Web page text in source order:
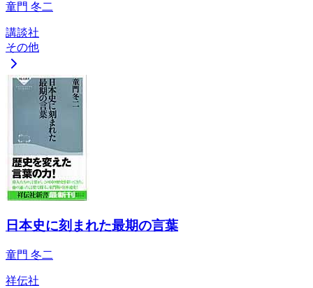
童門 冬二
講談社
その他
日本史に刻まれた最期の言葉
童門 冬二
祥伝社